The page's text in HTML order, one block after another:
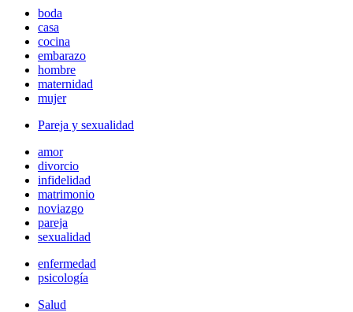
boda
casa
cocina
embarazo
hombre
maternidad
mujer
Pareja y sexualidad
amor
divorcio
infidelidad
matrimonio
noviazgo
pareja
sexualidad
enfermedad
psicología
Salud